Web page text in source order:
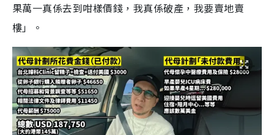
果萬一真係去到咁樣價錢，我真係破產，我要賣地賣
樓」。